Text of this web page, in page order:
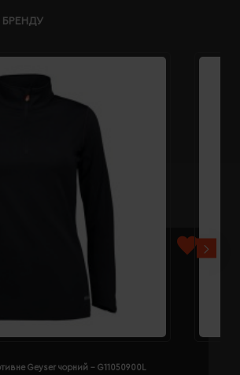
Geyser чорний - G11050900L